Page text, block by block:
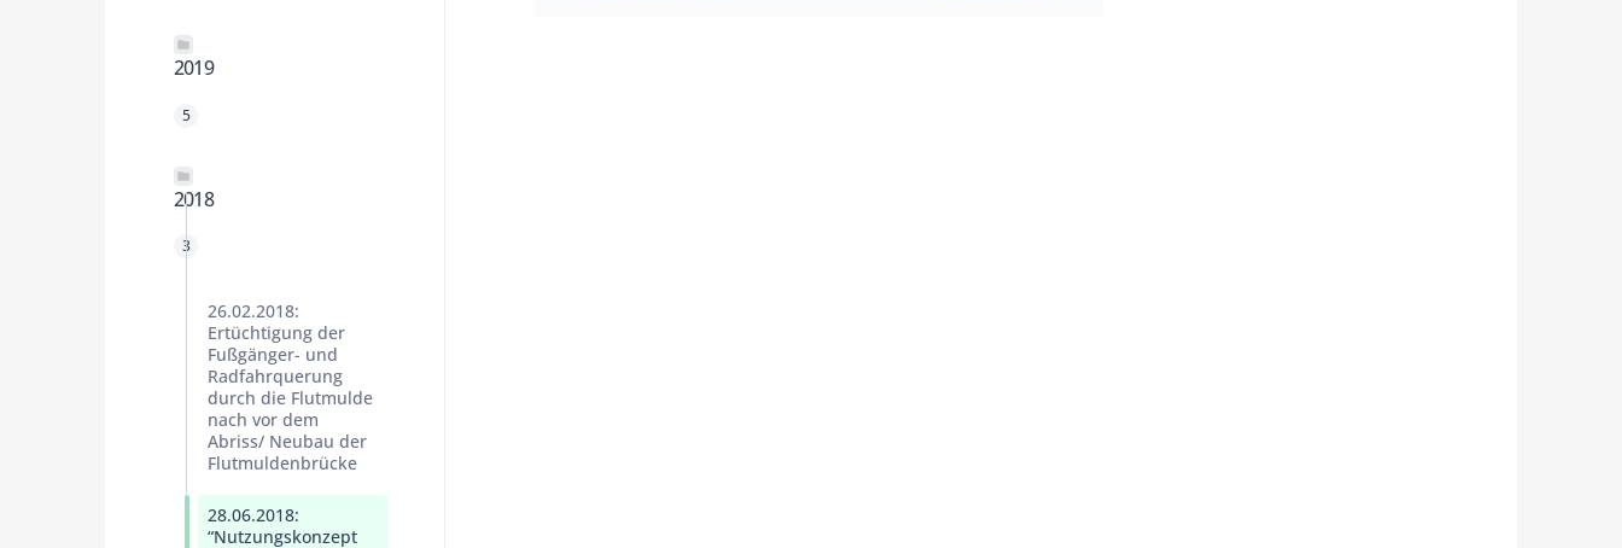
2019
5
2018
3
26.02.2018:
Ertüchtigung der
Fußgänger- und
Radfahrquerung
durch die Flutmulde
nach vor dem
Abriss/ Neubau der
Flutmuldenbrücke
28.06.2018:
“Nutzungskonzept